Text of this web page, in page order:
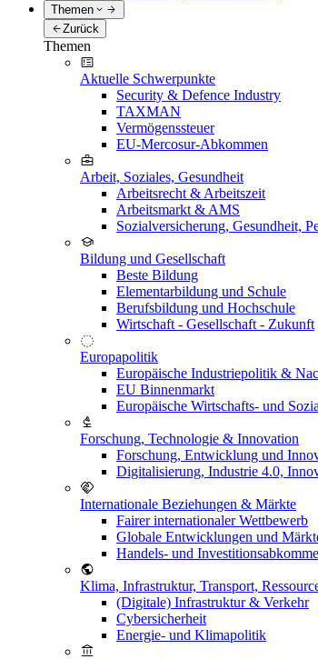
Themen
Zurück
Themen
Aktuelle Schwerpunkte
Security & Defence Industry
TAXMAN
Vermögenssteuer
EU-Mercosur-Abkommen
Arbeit, Soziales, Gesundheit
Arbeitsrecht & Arbeitszeit
Arbeitsmarkt & AMS
Sozialversicherung, Gesundheit,
Bildung und Gesellschaft
Beste Bildung
Elementarbildung und Schule
Berufsbildung und Hochschule
Wirtschaft - Gesellschaft - Zukunft
Europapolitik
Europäische Industriepolitik &
EU Binnenmarkt
Europäische Wirtschafts- und
Forschung, Technologie & Innovation
Forschung, Entwicklung und
Digitalisierung, Industrie 4.0,
Internationale Beziehungen & Märkte
Fairer internationaler Wettbewerb
Globale Entwicklungen und
Handels- und
Klima, Infrastruktur, Transport,
(Digitale) Infrastruktur & Verkehr
Cybersicherheit
Energie- und Klimapolitik